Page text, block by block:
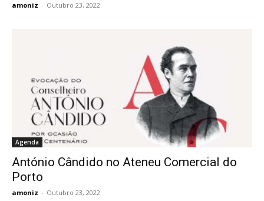
amoniz - Outubro 23, 2022
Agenda
António Cândido no Ateneu Comercial do
Porto
amoniz - Outubro 23, 2022